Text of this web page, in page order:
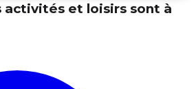
activités et loisirs sont à